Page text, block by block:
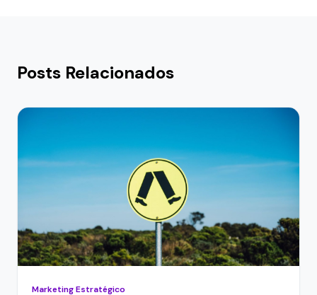
Posts Relacionados
Marketing Estratégico